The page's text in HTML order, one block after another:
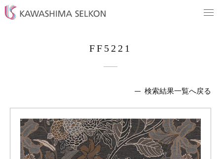
FF5221
検索結果一覧へ戻る